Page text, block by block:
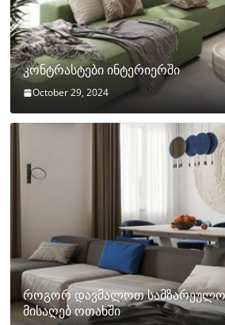
კონტრასტები ინტერიერში
October 29, 2024
როგორ დავმალოთ
მისაღებ ოთახში